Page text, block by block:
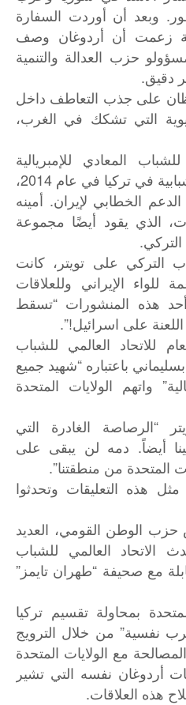
وبعد أن أوردت السفارة
زعمت أن أردوغان وصف
حزب العدالة والتنمية
دقيق.
على جذب التعاطف داخل
التي تشكك في الغرب،
المعادي للإمبريالية
المضيف للحدث كمنظمة شبابية في تركيا في عام 2014،
الخطابي لإيران. أمينه
الذي يقود أيضًا مجموعة
التركي على تويتر، كانت
الإيراني وللعلاقات
هذه المنشورات “تسقط
اللعنة على اسرائيل!”.
للاتحاد العالمي للشباب
باعتباره “شهيد جميع
واتهم الولايات المتحدة
“الرصاصة الغادرة التي
أيضاً. دمه لن يبقى على
المتحدة من منطقتنا”.
هذه التعليقات وتحدثوا
حزب الوطن القومي، العديد
العالمي للشباب
مع صحيفة “طهران تايمز”
بمحاولة تقسيم تركيا
نفسية” من خلال الترويج
مع الولايات المتحدة
أردوغان نفسه التي تشير
هذه العلاقات.